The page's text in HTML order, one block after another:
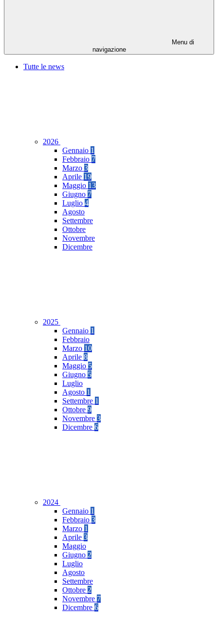
Menu di
navigazione
Tutte le news
2026
Gennaio 1
Febbraio 7
Marzo 3
Aprile 19
Maggio 13
Giugno 7
Luglio 4
Agosto
Settembre
Ottobre
Novembre
Dicembre
2025
Gennaio 1
Febbraio
Marzo 10
Aprile 8
Maggio 5
Giugno 5
Luglio
Agosto 1
Settembre 1
Ottobre 9
Novembre 3
Dicembre 6
2024
Gennaio 1
Febbraio 3
Marzo 1
Aprile 3
Maggio
Giugno 2
Luglio
Agosto
Settembre
Ottobre 2
Novembre 7
Dicembre 6